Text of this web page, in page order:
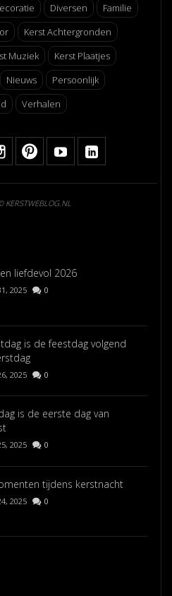
Diversen
Familie
Kerst Achtergronden
Muziek
Kerst Plaatjes
Nieuws
Persoonlijk
Verhalen
KERSTWEBLOG.NL
liefdevol 2026
2025 0
is de feestdag volgend
2025 0
is de eerste dag van
2025 0
tijdens kerstnacht
2025 0